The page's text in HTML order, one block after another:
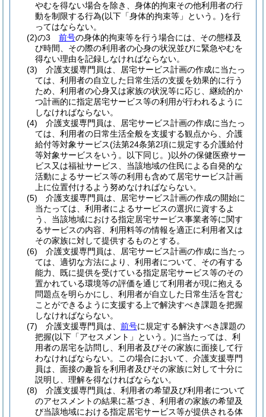
やむを得ない場合を除き、身体的拘束その他利用者の行
動を制限する行為(以下「身体的拘束等」という。)を行
ってはならない。
(2)の3
前号の身体的拘束等を行う場合には、その態様及
び時間、その際の利用者の心身の状況並びに緊急やむを
得ない理由を記録しなければならない。
(3)
介護支援専門員は、居宅サービス計画の作成に当たっ
ては、利用者の自立した日常生活の支援を効果的に行う
ため、利用者の心身又は家族の状況等に応じ、継続的か
つ計画的に指定居宅サービス等の利用が行われるように
しなければならない。
(4)
介護支援専門員は、居宅サービス計画の作成に当たっ
ては、利用者の日常生活全般を支援する観点から、介護
給付等対象サービス(法第24条第2項に規定する介護給付
等対象サービスをいう。以下同じ。)以外の保健医療サー
ビス又は福祉サービス、当該地域の住民による自発的な
活動によるサービス等の利用も含めて居宅サービス計画
上に位置付けるよう努めなければならない。
(5)
介護支援専門員は、居宅サービス計画の作成の開始に
当たっては、利用者によるサービスの選択に資するよ
う、当該地域における指定居宅サービス事業者等に関す
るサービスの内容、利用料等の情報を適正に利用者又は
その家族に対して提供するものとする。
(6)
介護支援専門員は、居宅サービス計画の作成に当たっ
ては、適切な方法により、利用者について、その有する
能力、既に提供を受けている指定居宅サービス等のその
置かれている環境等の評価を通じて利用者が現に抱える
問題点を明らかにし、利用者が自立した日常生活を営む
ことができるように支援する上で解決すべき課題を把握
しなければならない。
(7)
介護支援専門員は、 前号に規定する解決すべき課題の
把握(以下「アセスメント」という。)に当たっては、利
用者の居宅を訪問し、利用者及びその家族に面接して行
わなければならない。
この場合において、介護支援専門
員は、面接の趣旨を利用者及びその家族に対して十分に
説明し、理解を得なければならない。
(8)
介護支援専門員は、利用者の希望及び利用者について
のアセスメントの結果に基づき、利用者の家族の希望及
び当該地域における指定居宅サービス等が提供される体